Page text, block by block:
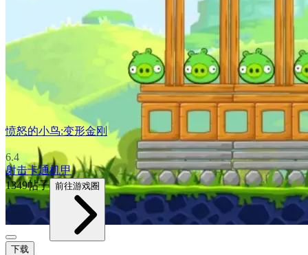
愤怒的小鸟:变形金刚
6.4
射击卡通机甲
1349帖子 前往游戏圈
下载